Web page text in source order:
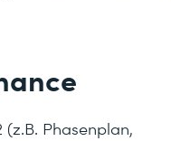
(z.B. Phasenplan,